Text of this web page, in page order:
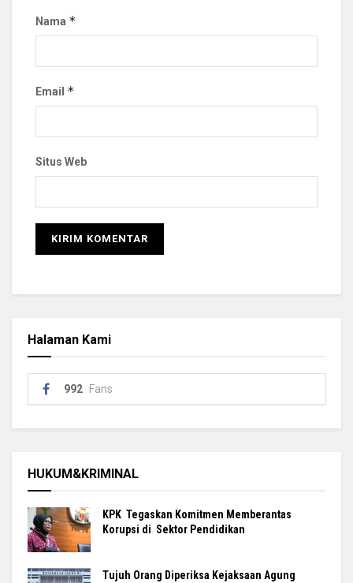
Nama *
Email *
Situs Web
Halaman Kami
992 Fans
HUKUM&KRIMINAL
KPK Tegaskan Komitmen Memberantas
Korupsi di Sektor Pendidikan
Tujuh Orang Diperiksa Kejaksaan Agung